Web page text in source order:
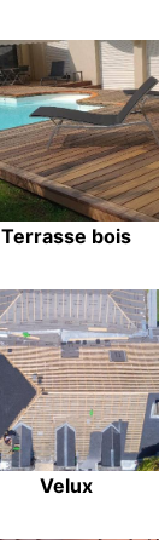
Terrasse bois
Velux